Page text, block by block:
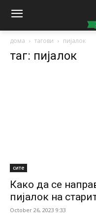
дома тагови пијалок
таг: пијалок
сите
Како да се
пијалок на
October 26, 2023 9:33